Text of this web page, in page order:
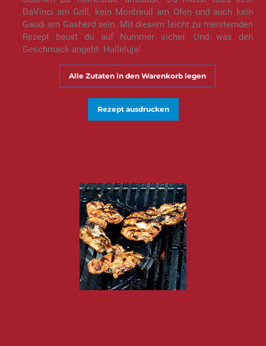
DaVinci am Grill, kein Montreuil am Ofen und auch kein
Gaudi am Gasherd sein. Mit diesem leicht zu meisternden
Rezept baust du auf Nummer sicher. Und was den
Geschmack angeht: Halleluja!
Alle Zutaten in den Warenkorb legen
Rezept ausdrucken